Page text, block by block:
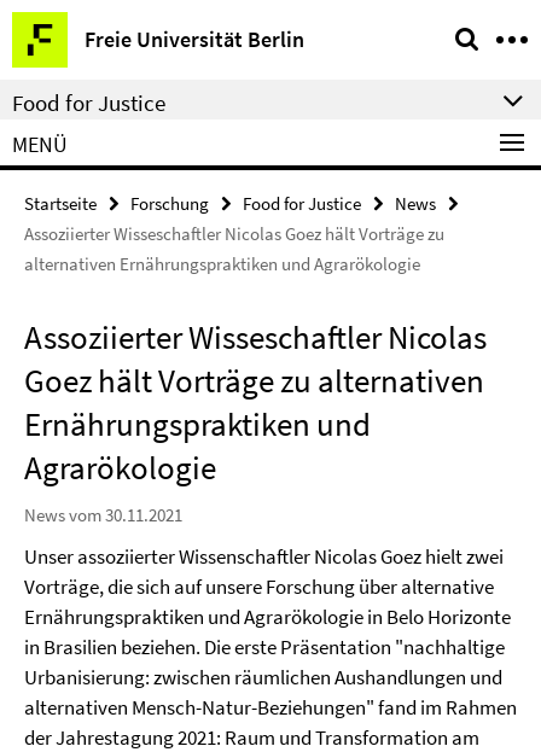
Springe
direkt
zu
Inhalt
Freie Universität Berlin
Service-
Navigation
Food for Justice
MENÜ
Startseite Forschung Food for Justice
News
Assoziierter Wisseschaftler Nicolas Goez hält Vorträge zu
alternativen Ernährungspraktiken und Agrarökologie
Assoziierter Wisseschaftler Nicolas
Goez hält Vorträge zu alternativen
Ernährungspraktiken und
Agrarökologie
News vom 30.11.2021
Unser assoziierter Wissenschaftler Nicolas Goez hielt zwei
Vorträge, die sich auf unsere Forschung über alternative
Ernährungspraktiken und Agrarökologie in Belo Horizonte
in Brasilien beziehen. Die erste Präsentation "nachhaltige
Urbanisierung: zwischen räumlichen Aushandlungen und
alternativen Mensch-Natur-Beziehungen" fand im Rahmen
der Jahrestagung 2021: Raum und Transformation am